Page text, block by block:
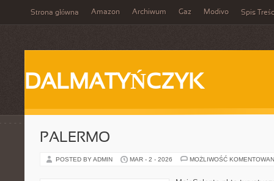
Strona główna Amazon Archiwum Gaz Modivo Spis
DALMATYŃCZYK
PALERMO
POSTED BY ADMIN MAR - 2 - 2026 MOŻLIWOŚĆ